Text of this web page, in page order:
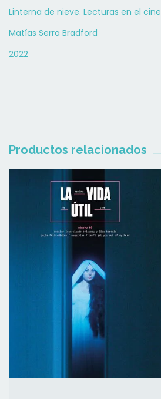
Linterna de nieve. Lecturas en el cine
Matías Serra Bradford
2022
Productos relacionados